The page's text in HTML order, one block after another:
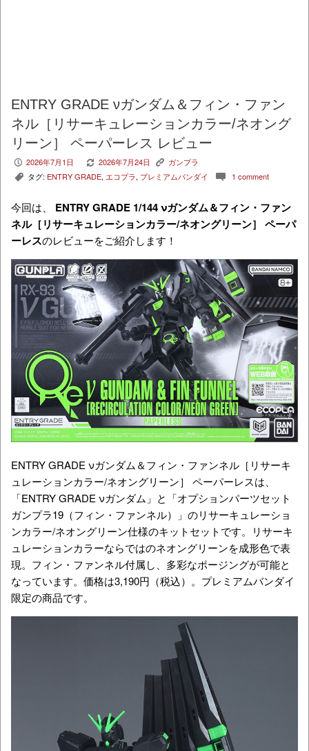
ENTRY GRADE νガンダム＆フィン・ファン
ネル［リサーキュレーションカラー/ネオング
リーン］ ペーパーレス レビュー
P 2026年7月1日 V 2026年7月24日 K ガンプラ
, タグ: ENTRY GRADE,エコプラ, プレミアムバンダイ c 1 comment
今回は、 ENTRY GRADE 1/144νガンダム＆フィン・ファン
ネル［リサーキュレーションカラー/ネオングリーン］ ペーパ
ーレスのレビューをご紹介します！
ENTRY GRADE νガンダム＆フィン・ファンネル［リサーキ
ュレーションカラー/ネオングリーン］ ペーパーレスは、
「ENTRY GRADE νガンダム」と「オプションパーツセット
ガンプラ19（フィン・ファンネル）」のリサーキュレーショ
ンカラー/ネオングリーン仕様のキットセットです。リサーキ
ュレーションカラーならではのネオングリーンを成形色で表
現。フィン・ファンネル付属し、多彩なポージングが可能と
なっています。価格は3,190円（税込）。プレミアムバンダイ
限定の商品です。